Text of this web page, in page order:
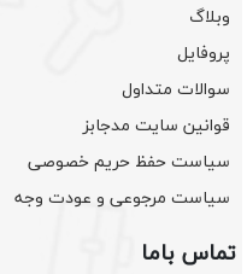
وبلاگ
پروفایل
سوالات متداول
قوانین سایت مدجابز
سیاست حفظ حریم خصوصی
سیاست مرجوعی و عودت وجه
تماس باما